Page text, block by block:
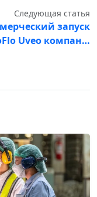
Следующая статья
запуск
Uveo компан…